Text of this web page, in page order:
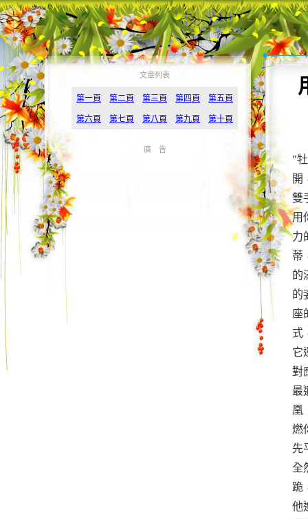
文章列表
第一頁 第二頁 第三頁 第四頁 第五頁
第六頁 第七頁 第八頁 第九頁 第十頁
廣 告
"
開
雙
用
力
蒂
的
的
座
式
它
對
最
凰
燃
先
全
跪
他